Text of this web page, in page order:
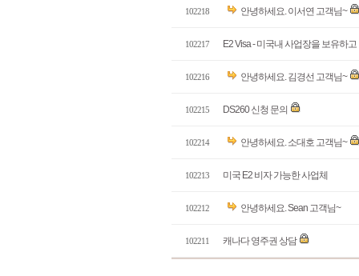
102218 안녕하세요. 이서연 고객님~
102217 E2 Visa - 미국내 사업장을 보유하
102216 안녕하세요. 김경선 고객님~
102215 DS260 신청 문의
102214 안녕하세요. 소대호 고객님~
102213 미국 E2 비자 가능한 사업체
102212 안녕하세요. Sean 고객님~
102211 캐나다 영주권 상담